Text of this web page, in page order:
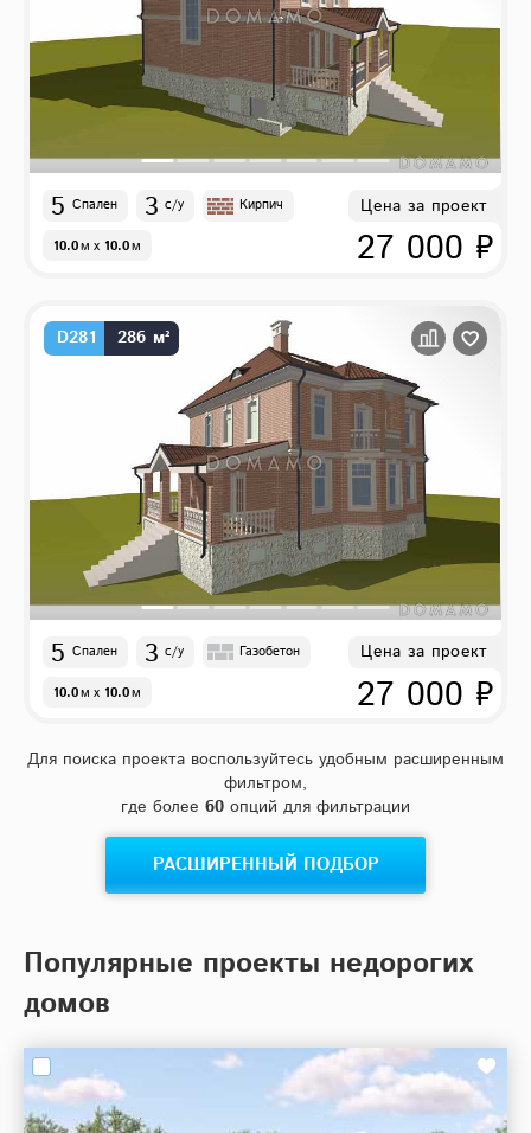
5 Спален 3 с/у Кирпич
10.0м x 10.0м
Цена за проект
27 000 ₽
D281 286 м²
5 Спален 3 с/у Газобетон
10.0м x 10.0м
Цена за проект
27 000 ₽
Для поиска проекта воспользуйтесь удобным расширенным
фильтром,
где более 60 опций для фильтрации
РАСШИРЕННЫЙ ПОДБОР
Популярные проекты недорогих
домов